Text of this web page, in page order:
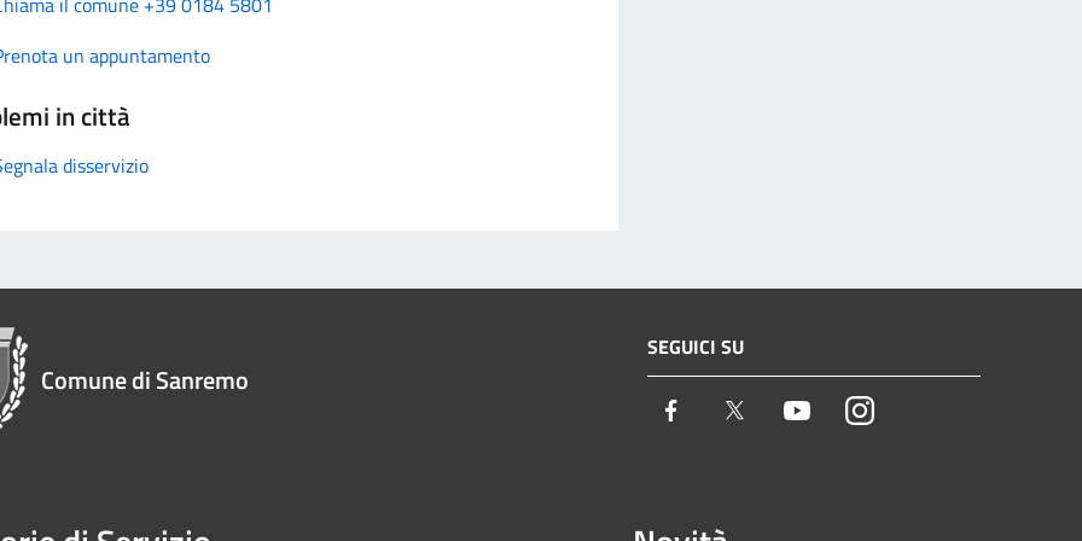
un appuntamento
in città
disservizio
Comune di Sanremo
SEGUICI SU
Facebook Twitter YoutubeInstagram